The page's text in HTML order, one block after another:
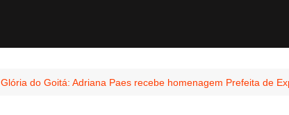
Glória do Goitá: Adriana Paes recebe homenagem Prefeita de